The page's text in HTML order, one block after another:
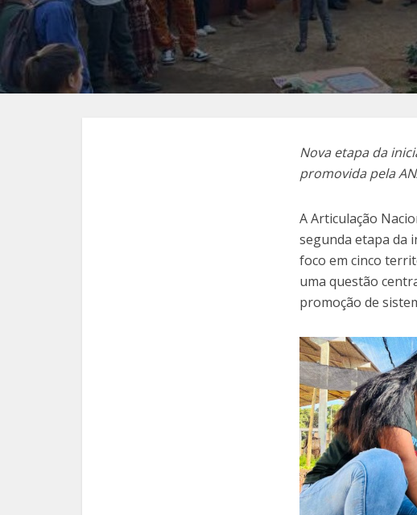
Nova etapa da
promovida pela
A Articulação
segunda etapa da
foco em cinco
uma questão
promoção de